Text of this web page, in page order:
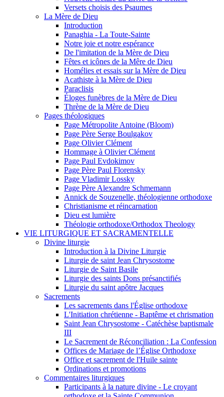
Versets choisis des Psaumes
La Mère de Dieu
Introduction
Panaghia - La Toute-Sainte
Notre joie et notre espérance
De l'imitation de la Mère de Dieu
Fêtes et icônes de la Mêre de Dieu
Homélies et essais sur la Mère de Dieu
Acathiste à la Mère de Dieu
Paraclisis
Éloges funèbres de la Mère de Dieu
Thrène de la Mère de Dieu
Pages théologiques
Page Métropolite Antoine (Bloom)
Page Père Serge Boulgakov
Page Olivier Clément
Hommage à Olivier Clément
Page Paul Evdokimov
Page Père Paul Florensky
Page Vladimir Lossky
Page Père Alexandre Schmemann
Annick de Souzenelle, théologienne orthodoxe
Christianisme et réincarnation
Dieu est lumière
Théologie orthodoxe/Orthodox Theology
VIE LITURGIQUE ET SACRAMENTELLE
Divine liturgie
Introduction à la Divine Liturgie
Liturgie de saint Jean Chrysostome
Liturgie de Saint Basile
Liturgie des saints Dons présanctifiés
Liturgie du saint apôtre Jacques
Sacrements
Les sacrements dans l'Église orthodoxe
L'Initiation chrétienne - Baptême et chrismation
Saint Jean Chrysostome - Catéchèse baptismale
III
Le Sacrement de Réconciliation : La Confession
Offices de Mariage de l’Église Orthodoxe
Office et sacrement de l'Huile sainte
Ordinations et promotions
Commentaires liturgiques
Participants à la nature divine - Le croyant